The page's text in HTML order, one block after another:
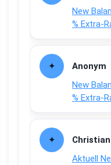
New
% Extra-
Anonym
New
% Extra-
Aktuell